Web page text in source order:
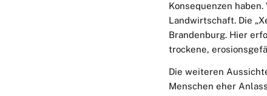
Konsequenzen haben.
Landwirtschaft. Die
Brandenburg. Hier
trockene,
Die weiteren
Menschen eher